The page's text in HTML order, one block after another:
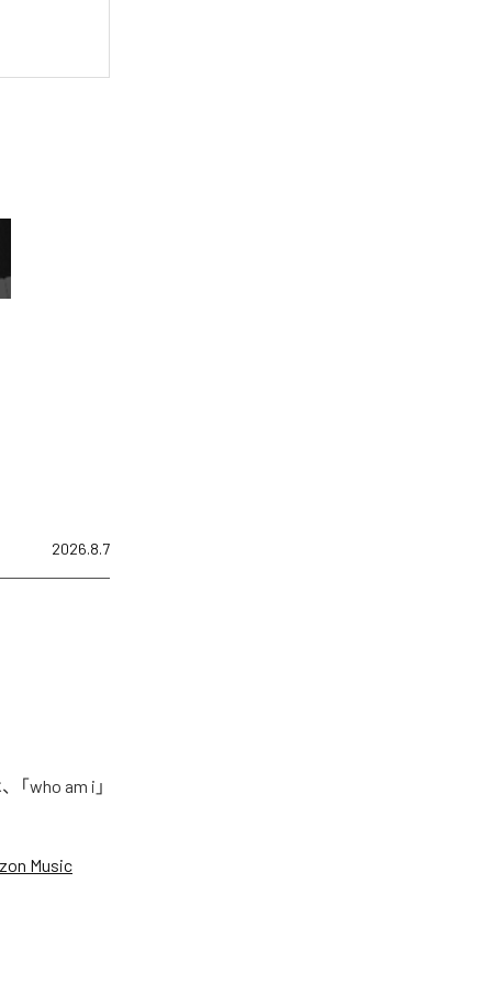
2026.8.7
who am i」
Music